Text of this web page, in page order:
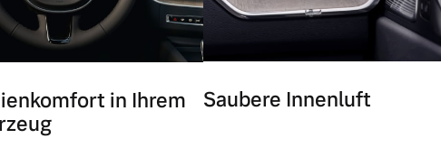
in Ihrem
Saubere Innenluft